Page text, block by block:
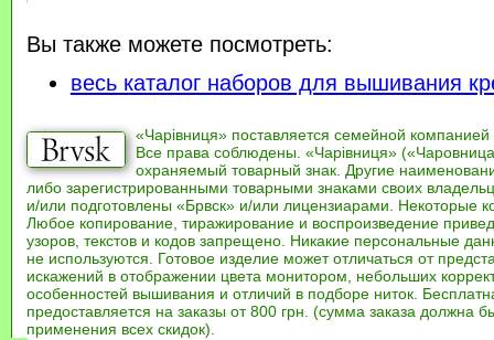
Вы также можете посмотреть:
весь каталог наборов для вышивания
«Чарівниця» поставляется семейной компанией
Все права соблюдены. «Чарівниця»
охраняемый товарный знак. Другие
либо зарегистрированными товарными знаками своих
и/или подготовлены «Брвск» и/или лицензиарами. Некоторые
Любое копирование, тиражирование и воспроизведение
узоров, текстов и кодов запрещено. Никакие персональные
не используются. Готовое изделие может отличаться от
искажений в отображении цвета монитором, небольших
особенностей вышивания и отличий в подборе ниток.
предоставляется на заказы от 800 грн. (сумма заказа должна
применения всех скидок).